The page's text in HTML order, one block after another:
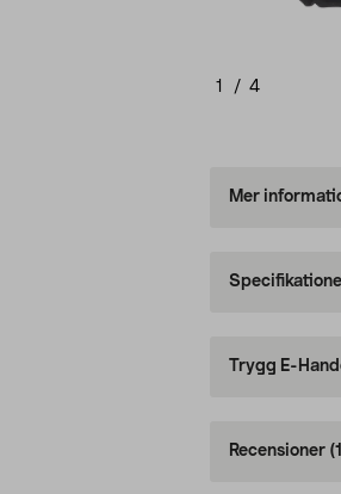
1 / 4
Mer
Trygg E-
Recensioner